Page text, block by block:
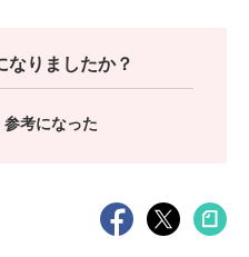
なりましたか？
参考になった